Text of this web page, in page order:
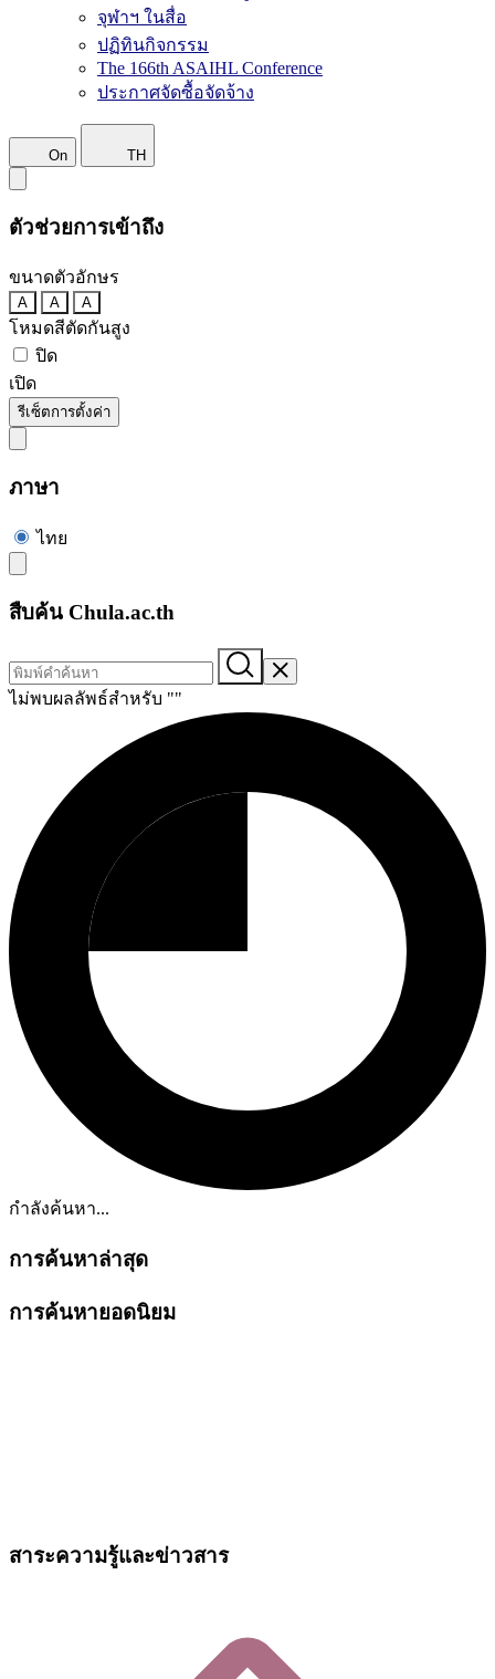
จุฬาฯ ในสื่อ
ปฏิทินกิจกรรม
The 166th ASAIHL Conference
ประกาศจัดซื้อจัดจ้าง
On TH
ตัวช่วยการเข้าถึง
ขนาดตัวอักษร
A A A
โหมดสีตัดกันสูง
ปิด
เปิด
รีเซ็ตการตั้งค่า
ภาษา
ไทย
สืบค้น Chula.ac.th
ไม่พบผลลัพธ์สำหรับ ""
กำลังค้นหา...
การค้นหาล่าสุด
การค้นหายอดนิยม
สาระความรู้และข่าวสาร